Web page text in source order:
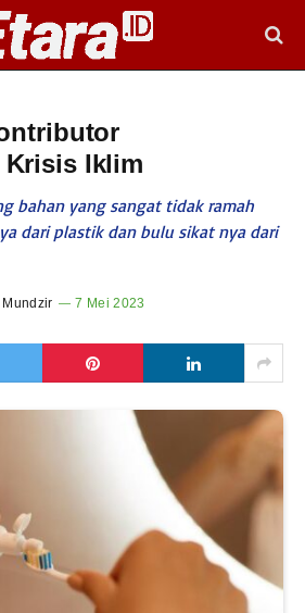
Krisis Iklim
bahan yang sangat tidak ramah
dari plastik dan bulu sikat nya dari
Mundzir 7 Mei 2023